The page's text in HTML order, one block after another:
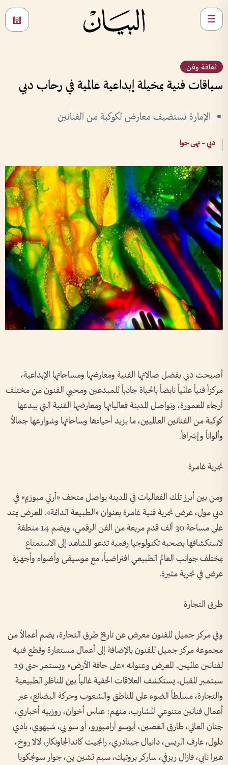
ثقافة وفن
سياقات فنية بمخيلة إبداعية عالمية في رحاب دبي
الإمارة تستضيف معارض لكوكبة من الفنانين
دبي – نهى حوا
أصبحت دبي بفضل صالاتها الفنية ومعارضها ومساحاتها الإبداعية،
مركزاً فنياً عالمياً نابضاً بالحياة جاذباً للمبدعين ومحبي الفنون من مختلف
أرجاء المعمورة، وتواصل المدينة فعالياتها ومعارضها الفنية التي يبدعها
كوكبة من الفنانين العالميين، ما يزيد أحياءها وساحاتها وشوارعها جمالاً
وألواناً وإشراقاً.
تجربة غامرة
ومن بين أبرز تلك الفعاليات في المدينة يواصل متحف «آرتي ميوزيم» في
دبي مول، عرض تجربة فنية غامرة بعنوان «الطبيعة الدائمة». المعرض يمتد
على مساحة 30 ألف قدم مربعة من الفن الرقمي، ويضم 14 منطقة
لاستكشافها بصحبة تكنولوجيا رقمية تدعو المشاهد إلى الاستمتاع
بمختلف جوانب العالم الطبيعي افتراضياً، مع موسيقى وأضواء وأجهزة
عرض في تجربة مثيرة.
طرق التجارة
وفي مركز جميل للفنون معرض عن تاريخ طرق التجارة، يضم أعمالاً من
مجموعة مركز جميل للفنون بالإضافة إلى أعمال مستعارة وقطع فنية
لفنانين عالميين. المعرض وعنوانه «على حافة الأرض» ويستمر حتى 29
سبتمبر المقبل، يستكشف العلاقات الخفية غالباً بين المناظر الطبيعية
والتجارة، مسلطاً الضوء على المناطق والشعوب وحركة البضائع، عبر
أعمال فنانين متنوعي المشارب، منهم: عباس أخوان، روزبيه أخباري،
جنان العاني، طارق الغصين، أيوسو أرامبورو، أو سو يي، شيهوي، بادي
دلول، عارف الريس، دانيال جينادري، رانجيت كاندالجاونكار، لالا روخ،
هيرا نابي، فازال ريزفي، ساركر بروتيك، سيم تشين ين، جوار سونجكويا